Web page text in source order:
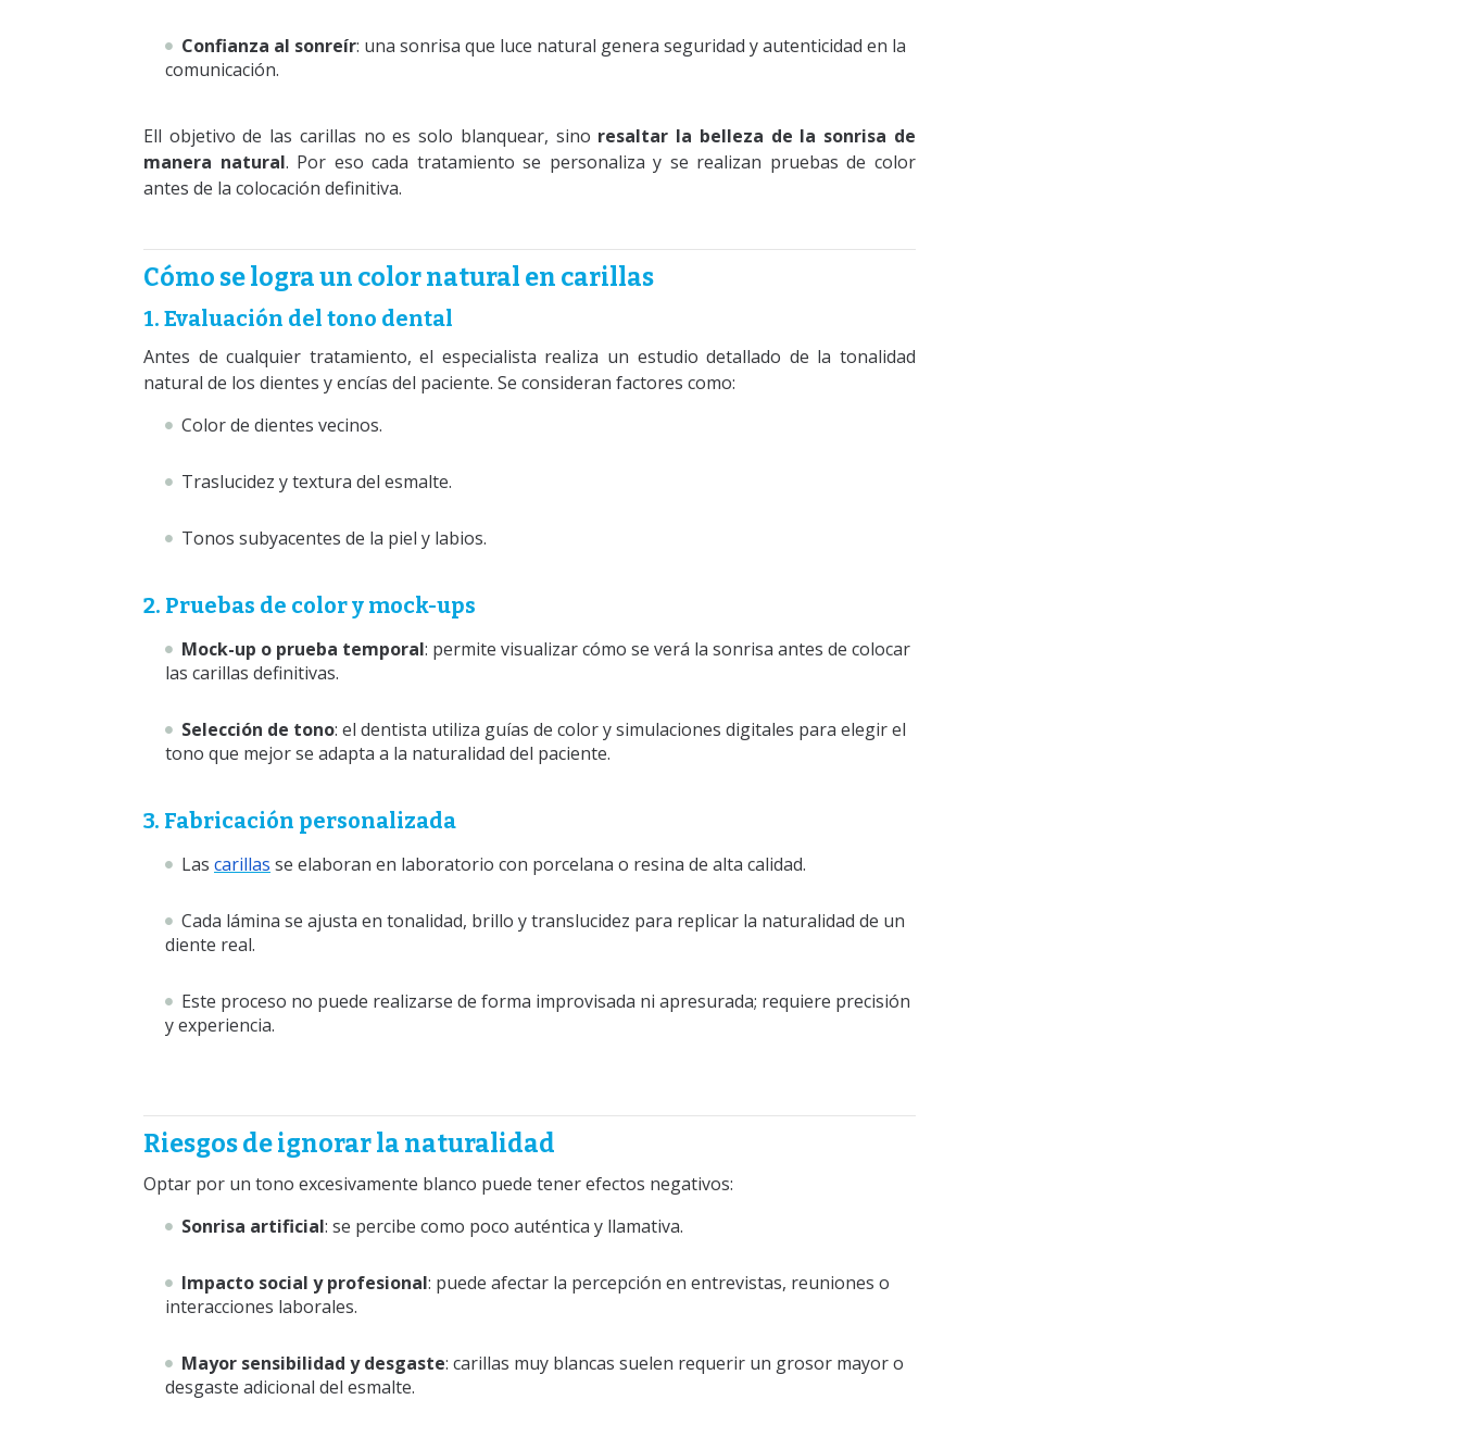
Confianza al sonreír: una sonrisa que luce natural genera seguridad y autenticidad en la
comunicación.
Ell objetivo de las carillas no es solo blanquear, sino resaltar la belleza de la sonrisa de
manera natural. Por eso cada tratamiento se personaliza y se realizan pruebas de color
antes de la colocación definitiva.
Cómo se logra un color natural en carillas
1. Evaluación del tono dental
Antes de cualquier tratamiento, el especialista realiza un estudio detallado de la tonalidad
natural de los dientes y encías del paciente. Se consideran factores como:
Color de dientes vecinos.
Traslucidez y textura del esmalte.
Tonos subyacentes de la piel y labios.
2. Pruebas de color y mock-ups
Mock-up o prueba temporal: permite visualizar cómo se verá la sonrisa antes de colocar
las carillas definitivas.
Selección de tono: el dentista utiliza guías de color y simulaciones digitales para elegir el
tono que mejor se adapta a la naturalidad del paciente.
3. Fabricación personalizada
Las carillas se elaboran en laboratorio con porcelana o resina de alta calidad.
Cada lámina se ajusta en tonalidad, brillo y translucidez para replicar la naturalidad de un
diente real.
Este proceso no puede realizarse de forma improvisada ni apresurada; requiere precisión
y experiencia.
Riesgos de ignorar la naturalidad
Optar por un tono excesivamente blanco puede tener efectos negativos:
Sonrisa artificial: se percibe como poco auténtica y llamativa.
Impacto social y profesional: puede afectar la percepción en entrevistas, reuniones o
interacciones laborales.
Mayor sensibilidad y desgaste: carillas muy blancas suelen requerir un grosor mayor o
desgaste adicional del esmalte.